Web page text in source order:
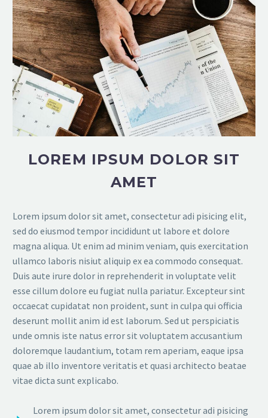
LOREM IPSUM DOLOR SIT
AMET
Lorem ipsum dolor sit amet, consectetur adi pisicing elit,
sed do eiusmod tempor incididunt ut labore et dolore
magna aliqua. Ut enim ad minim veniam, quis exercitation
ullamco laboris nisiut aliquip ex ea commodo consequat.
Duis aute irure dolor in reprehenderit in voluptate velit
esse cillum dolore eu fugiat nulla pariatur. Excepteur sint
occaecat cupidatat non proident, sunt in culpa qui officia
deserunt mollit anim id est laborum. Sed ut perspiciatis
unde omnis iste natus error sit voluptatem accusantium
doloremque laudantium, totam rem aperiam, eaque ipsa
quae ab illo inventore veritatis et quasi architecto beatae
vitae dicta sunt explicabo.
Lorem ipsum dolor sit amet, consectetur adi pisicing